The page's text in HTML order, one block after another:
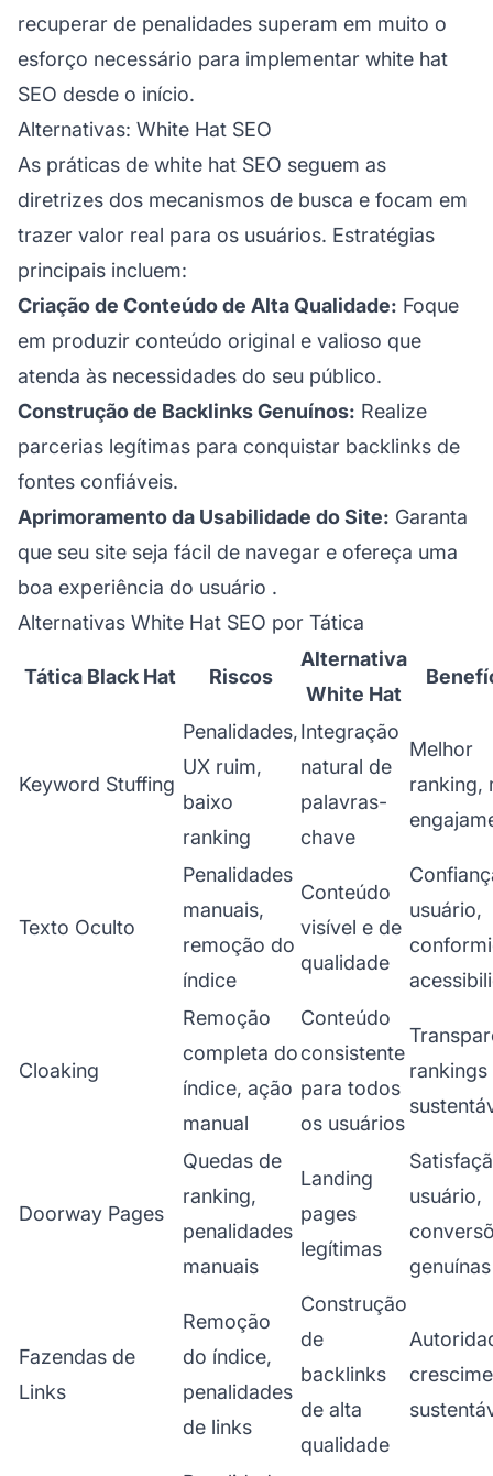
recuperar de penalidades superam em muito o
esforço necessário para implementar white hat
SEO desde o início.
Alternativas: White Hat SEO
As práticas de white hat SEO seguem as
diretrizes dos mecanismos de busca e focam em
trazer valor real para os usuários. Estratégias
principais incluem:
Criação de Conteúdo de Alta Qualidade: Foque
em produzir conteúdo original e valioso que
atenda às necessidades do seu público.
Construção de Backlinks Genuínos: Realize
parcerias legítimas para conquistar backlinks de
fontes confiáveis.
Aprimoramento da Usabilidade do Site: Garanta
que seu site seja fácil de navegar e ofereça uma
boa experiência do usuário .
Alternativas White Hat SEO por Tática
Tática Black Hat Riscos
Alternativa
White Hat
Keyword Stuffing
Penalidades,
UX ruim,
baixo
ranking
Integração
natural de
palavras-
chave
Melhor
ranking,
Texto Oculto
Penalidades
manuais,
remoção do
índice
Conteúdo
visível e de
qualidade
usuário,
Cloaking
Remoção
completa do
índice, ação
manual
Conteúdo
consistente
para todos
os usuários
rankings
Doorway Pages
Quedas de
ranking,
penalidades
manuais
Landing
pages
legítimas
usuário,
genuínas
Fazendas de
Links
Remoção
do índice,
penalidades
de links
Construção
de
backlinks
de alta
qualidade